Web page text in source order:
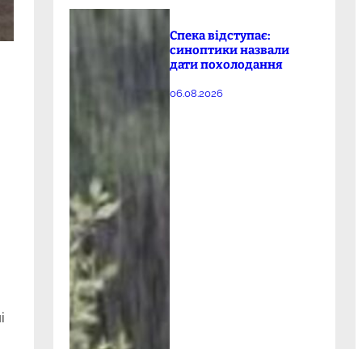
Спека відступає:
синоптики назвали
дати похолодання
06.08.2026